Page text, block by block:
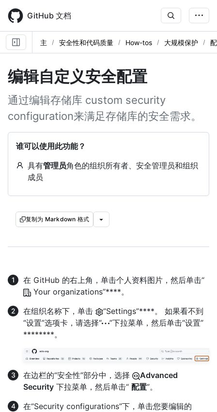
main
content
GitHub 文档
主 安全性和代码质量 How-tos 大规模保护
编辑自定义安全配置
通过编辑存储库 custom security
configuration来满足存储库的安全需求。
谁可以使用此功能？
具有管理员角色的组织所有者、安全管理员和组织
成员
复制为 Markdown 格式
在 GitHub 的右上角，单击个人资料图片，然后单击“
Your organizations”****。
在组织名称下，单击
“Settings”****。 如果看不到
“设置”选项卡，请选择“
”下拉菜单，然后单击“设置”
********。
在边栏的“安全性”部分中，选择
Advanced
Security 下拉菜单，然后单击“ 配置”。
在“Security configurations”下，单击您要编辑的